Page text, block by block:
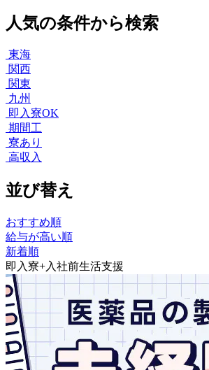
人気の条件から検索
東海
関西
関東
九州
即入寮OK
期間工
寮あり
高収入
並び替え
おすすめ順
給与が高い順
新着順
即入寮+入社前生活支援